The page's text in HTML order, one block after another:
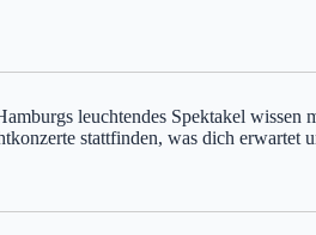
leuchtendes Spektakel wissen
stattfinden, was dich erwartet